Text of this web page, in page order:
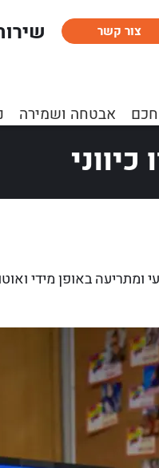
אבטחה ושמירה
צור קשר
וסיור»מוקד צופה דו
באופן מידי